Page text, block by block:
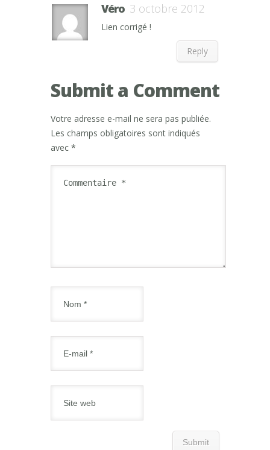
Véro 3 octobre 2012
Lien corrigé !
Reply
Submit a Comment
Votre adresse e-mail ne sera pas publiée.
Les champs obligatoires sont indiqués
avec *